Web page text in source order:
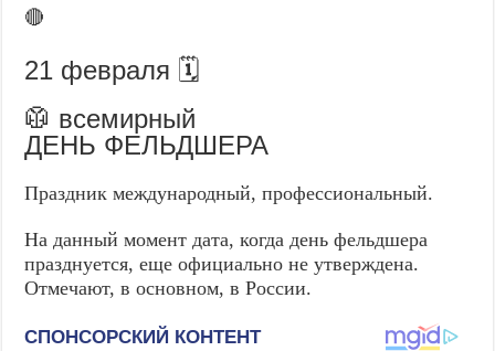
🔴
21 февраля 🗓️
🥼 всемирный
ДЕНЬ ФЕЛЬДШЕРА
Праздник международный, профессиональный.
На данный момент дата, когда день фельдшера
празднуется, еще официально не утверждена.
Отмечают, в основном, в России.